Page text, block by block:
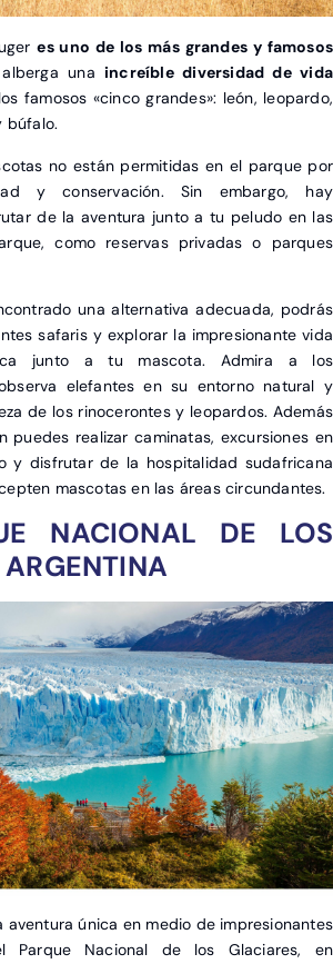
es uno de los más grandes y famosos
unaincreíble diversidad de vida
famosos «cinco grandes»: león, leopardo,
búfalo.
no están permitidas en el parque por
y conservación. Sin embargo, hay
de la aventura junto a tu peludo en las
como reservas privadas o parques
una alternativa adecuada, podrás
safaris y explorar la impresionante vida
junto a tu mascota. Admira a los
elefantes en su entorno natural y
de los rinocerontes y leopardos. Además
puedes realizar caminatas, excursiones en
y disfrutar de la hospitalidad sudafricana
mascotas en las áreas circundantes.
NACIONAL DE LOS
aventura única en medio de impresionantes
Parque Nacional de los Glaciares, en